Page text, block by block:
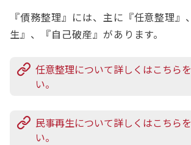
『債務整理』には、主に『任意整理』
生』、『自己破産』があります。
任意整理について詳しくはこちら
い。
民事再生について詳しくはこちら
い。